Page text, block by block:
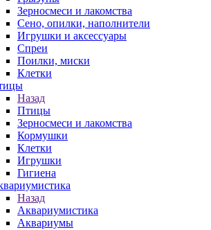
Зерносмеси и лакомства
Сено, опилки, наполнители
Игрушки и аксессуары
Спреи
Поилки, миски
Клетки
Назад
Птицы
Зерносмеси и лакомства
Кормушки
Клетки
Игрушки
Гигиена
Назад
Аквариумистика
Аквариумы